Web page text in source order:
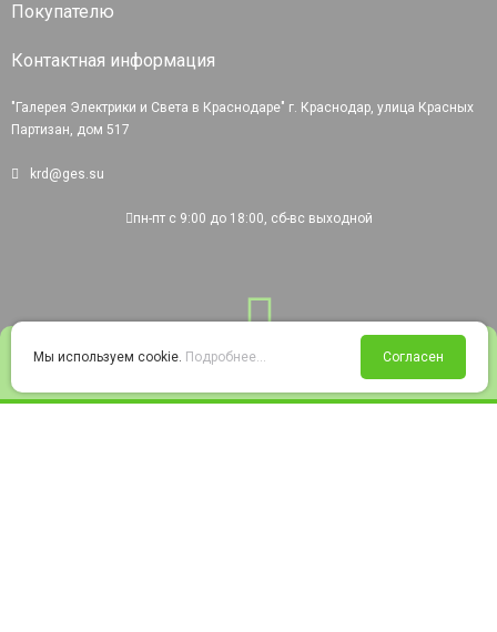
Войти Избранное Корзина
Покупателю
Контактная информация
"Галерея Электрики и Света в Краснодаре" г. Краснодар, улица Красных
Партизан, дом 517
krd@ges.su
пн-пт с 9:00 до 18:00, сб-вс выходной
Мы используем cookie. Подробнее... Согласен